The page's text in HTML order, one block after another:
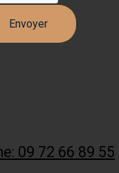
09 72 66 89 55